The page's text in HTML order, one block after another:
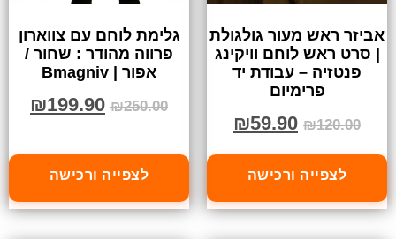
אביזר ראש מעור גולגולת
| סרט ראש לוחם וויקינג
פנטזיה – עבודת יד
פרימיום
₪120.00
₪59.90
לצפייה ורכישה
גלימת לוחם עם צווארון
פרווה מהודר : שחור /
אפור | Bmagniv
₪250.00
₪199.90
לצפייה ורכישה